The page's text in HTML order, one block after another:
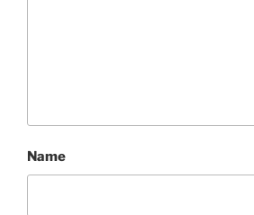
Name